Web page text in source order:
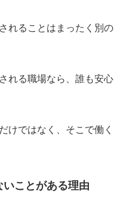
れることはまったく別の
れる職場なら、誰も安心
けではなく、そこで働く
いことがある理由